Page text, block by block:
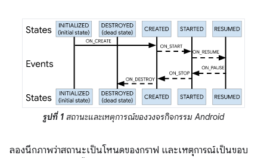
รูปที่ 1สถานะและเหตุการณ์ของวงจรกิจกรรม Android
ลองนึกภาพว่าสถานะเป็นโหนดของกราฟ และเหตุการณ์เป็นขอบ